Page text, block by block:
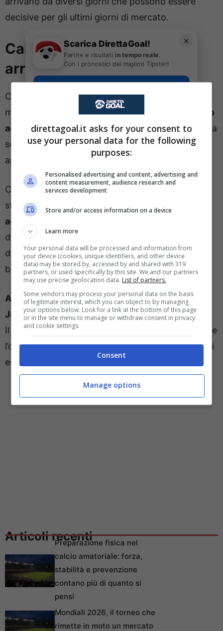
decisive per gli ultimi giorni di mercato.
Calciomercato Juventus: in
arrivo un altro colpo
Ci sono delle conferme che riguardano proprio la
mossa della
Juventus che sta chiudendo un altro
acquisto. Ci sono delle notizie nuove in merito alla
scelta della società bianconera che può far
approdare un nuovo giocatore in rosa.
Ci sono delle importanti notizie che riguardano la
sterzata decisiva della
Juventus che vuole
acquistare
del Lille, classe 1999, è in questo momento è
diventato l’obiettivo principale per la fascia dei
bianconeri visto che è in uscitaNico Gonzalez
Accordo raggiunto ormai tra Zhegrova e la
Juventuse adesso manca solo quello con ilLille
Il contratto del giocatore è
in scadenza nel 2026 e
l’operazione si può concludere per 18-20 milioni di
euro, decisive le prossime ore.
Articoli recentiPreparazione fisica nel
calcio amatoriale: forza,
stabilità e prevenzione
contano più di quanto si
pensi
Mondiali 2026, il torneo che
rimette in moto un mercato
✕
Scarica DirettaGoal!
Partite e risultati in tempo reale.
Con i pronostici dei migliori Tipster!
direttagoal.it asks for your consent to
use your personal data for the following
purposes:
Personalised advertising and content, advertising and
content measurement, audience research and
services development
Store and/or access information on a device
Learn more
Your personal data will be processed and information from
your device (cookies, unique identifiers, and other device
data) may be stored by, accessed by and shared with 319
partners, or used specifically by this site. We and our partners
may use precise geolocation data. List of partners.
Some vendors may process your personal data on the basis
of legitimate interest, which you can object to by managing
your options below. Look for a link at the bottom of this page
or in the site menu to manage or withdraw consent in privacy
and cookie settings.
Consent
Manage options